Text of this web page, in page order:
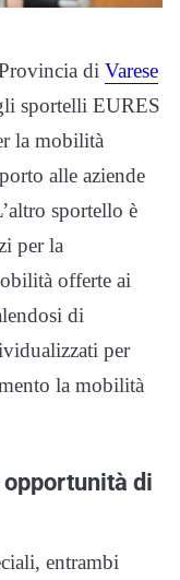
di Varese
sportelli EURES
la mobilità
alle aziende
sportello è
per la
offerte ai
di
per
la mobilità
di
entrambi